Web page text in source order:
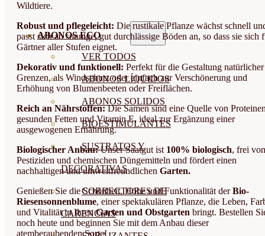
ABONOS ECO
VER TODOS
ABONOS LÍQUIDOS
ABONOS SOLIDOS
BIOESTIMULANTES
SUSTRATOS Y
DECORATIVAS
CORRECTORES DE
CARENCIAS
Wildtiere.
Robust und pflegeleicht: Die rustikale Pflanze wächst schnell
passt sich an sonnige, gut durchlässige Böden an, so dass sie sich
Gärtner aller Stufen eignet.
Dekorativ und funktionell: Perfekt für die Gestaltung natürlicher
Grenzen, als Windschutz oder einfach zur Verschönerung und
Erhöhung von Blumenbeeten oder Freiflächen.
Reich an Nährstoffen:Die Samen sind eine Quelle von
gesunden Fetten und Vitamin E, ideal zur Ergänzung einer
ausgewogenen Ernährung.
Biologischer Anbau:Unser Saatgut ist 100% biologisch, frei von
Pestiziden und chemischen Düngemitteln und fördert einen
nachhaltigen und umweltfreundlichen Garten.
Genießen Sie die Schönheit, Höhe und Funktionalität derBio-
Riesensonnenblume, einer spektakulären Pflanze, die Leben,
und Vitalität in IhrenGarten und Obstgarten bringt. Bestellen
noch heute und beginnen Sie mit dem Anbau dieser
atemberaubenden Sorte!